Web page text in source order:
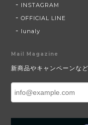
INSTAGRAM
OFFICIAL LINE
lunaly
Mail Magazine
新商品やキャンペーンな